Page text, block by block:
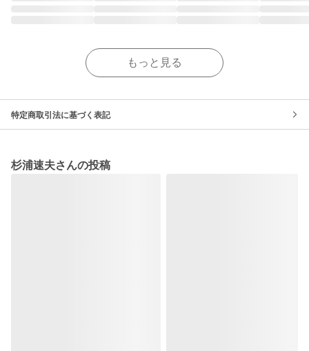
もっと見る
特定商取引法に基づく表記
杉浦速夫さんの投稿